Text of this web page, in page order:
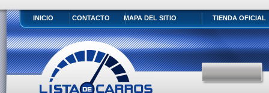
INICIO CONTACTO MAPA DEL SITIO TIENDA OFICIAL